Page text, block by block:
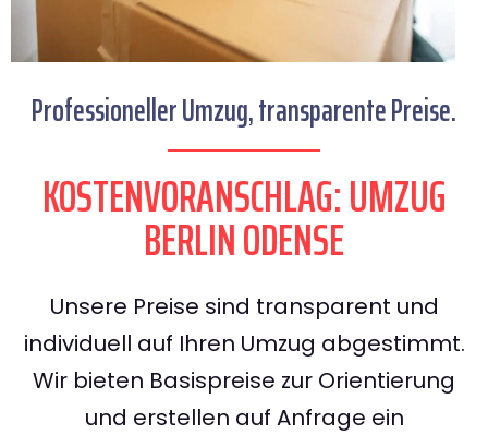
Professioneller Umzug, transparente Preise.
KOSTENVORANSCHLAG: UMZUG
BERLIN ODENSE
Unsere Preise sind transparent und
individuell auf Ihren Umzug abgestimmt.
Wir bieten Basispreise zur Orientierung
und erstellen auf Anfrage ein